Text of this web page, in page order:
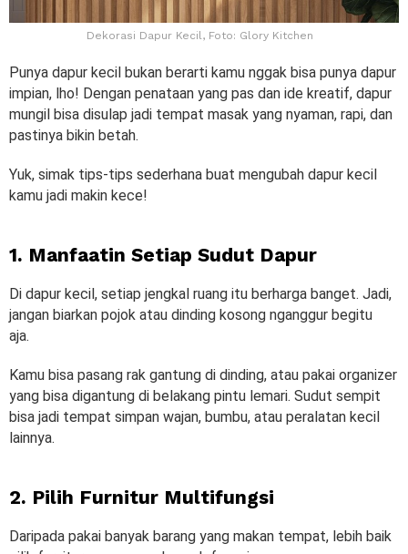
Dekorasi Dapur Kecil, Foto: Glory Kitchen
Punya dapur kecil bukan berarti kamu nggak bisa punya dapur
impian, lho! Dengan penataan yang pas dan ide kreatif, dapur
mungil bisa disulap jadi tempat masak yang nyaman, rapi, dan
pastinya bikin betah.
Yuk, simak tips-tips sederhana buat mengubah dapur kecil
kamu jadi makin kece!
1. Manfaatin Setiap Sudut Dapur
Di dapur kecil, setiap jengkal ruang itu berharga banget. Jadi,
jangan biarkan pojok atau dinding kosong nganggur begitu
aja.
Kamu bisa pasang rak gantung di dinding, atau pakai organizer
yang bisa digantung di belakang pintu lemari. Sudut sempit
bisa jadi tempat simpan wajan, bumbu, atau peralatan kecil
lainnya.
2. Pilih Furnitur Multifungsi
Daripada pakai banyak barang yang makan tempat, lebih baik